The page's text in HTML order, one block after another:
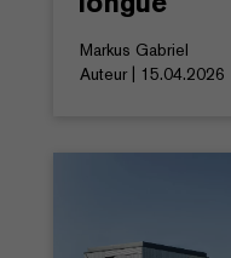
Markus Gabriel
Auteur | 15.04.2026